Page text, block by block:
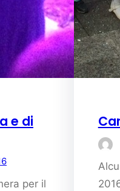
e di
per il